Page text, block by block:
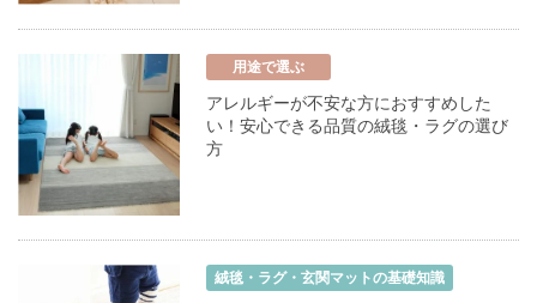
用途で選ぶ
アレルギーが不安な方におすすめした
い！安心できる品質の絨毯・ラグの選び
方
絨毯・ラグ・玄関マットの基礎知識